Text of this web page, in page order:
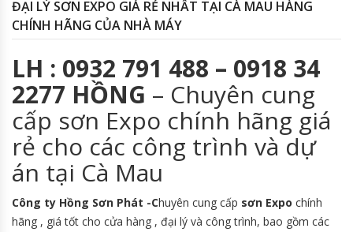
ĐẠI LÝ SƠN EXPO GIÁ RẺ NHẤT TẠI CÀ MAU HÀNG
CHÍNH HÃNG CỦA NHÀ MÁY
LH : 0932 791 488 – 0918 34
2277 HỒNG – Chuyên cung
cấp sơn Expo chính hãng giá
rẻ cho các công trình và dự
án tại Cà Mau
Công ty Hồng Sơn Phát -Chuyên cung cấp sơn Expo chính
hãng , giá tốt cho cửa hàng , đại lý và công trình, bao gồm các